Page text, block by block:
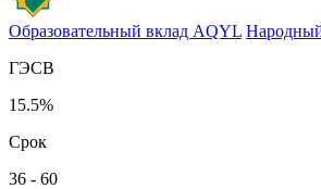
Образовательный вклад AQYL
ГЭСВ
15.5%
Срок
36 - 60